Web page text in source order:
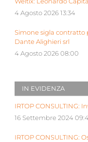
4 Agosto 2026 13:34
Simone sigla contratto
Dante Alighieri srl
4 Agosto 2026 08:00
IN EVIDENZA
IRTOP CONSULTING:
16 Settembre 2024
IRTOP CONSULTING: